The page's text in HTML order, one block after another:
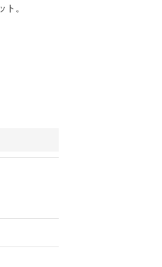
。